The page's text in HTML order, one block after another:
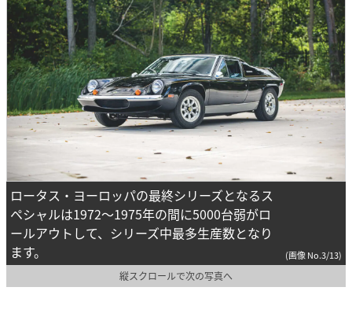
ロータス・ヨーロッパの最終シリーズとなるス
ペシャルは1972～1975年の間に5000台弱がロ
ールアウトして、シリーズ中最多生産数となり
ます。
(画像 No.3/13)
縦スクロールで次の写真へ